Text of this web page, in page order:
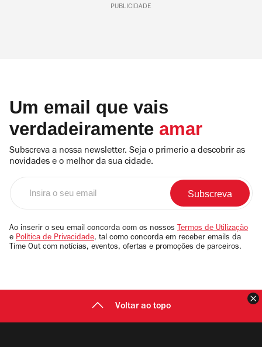
PUBLICIDADE
Um email que vais
verdadeiramente amar
Subscreva a nossa newsletter. Seja o primerio a descobrir as
novidades e o melhor da sua cidade.
email
Ao inserir o seu email concorda com os nossos Termos de Utilização
e Política de Privacidade, tal como concorda em receber emails da
Time Out com notícias, eventos, ofertas e promoções de parceiros.
Voltar ao topo